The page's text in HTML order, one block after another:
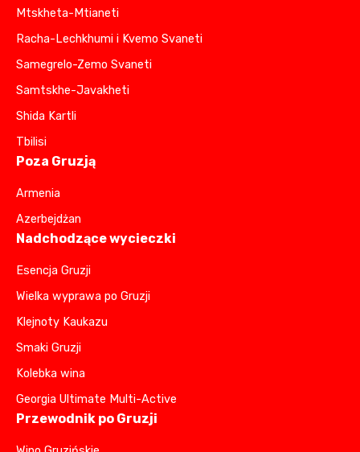
Mtskheta-Mtianeti
Racha-Lechkhumi i Kvemo Svaneti
Samegrelo-Zemo Svaneti
Samtskhe-Javakheti
Shida Kartli
Tbilisi
Poza Gruzją
Armenia
Azerbejdżan
Nadchodzące wycieczki
Esencja Gruzji
Wielka wyprawa po Gruzji
Klejnoty Kaukazu
Smaki Gruzji
Kolebka wina
Georgia Ultimate Multi-Active
Przewodnik po Gruzji